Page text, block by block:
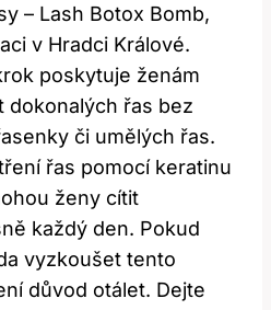
– Lash Botox Bomb,
v Hradci Králové.
poskytuje ženám
dokonalých řas bez
či umělých řas.
řas pomocí keratinu
ženy cítit
každý den. Pokud
vyzkoušet tento
důvod otálet. Dejte